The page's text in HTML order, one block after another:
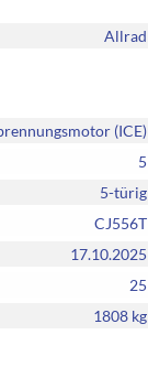
Allrad
(ICE)
5
5-türig
CJ556T
17.10.2025
25
1808 kg